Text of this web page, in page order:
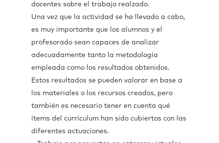
docentes sobre el trabajo realzado.
Una vez que la actividad se ha llevado a cabo,
es muy importante que los alumnos y el
profesorado sean capaces de analizar
adecuadamente tanto la metodología
empleada como los resultados obtenidos.
Estos resultados se pueden valorar en base a
los materiales o los recursos creados, pero
también es necesario tener en cuenta qué
ítems del currículum han sido cubiertos con las
diferentes actuaciones.